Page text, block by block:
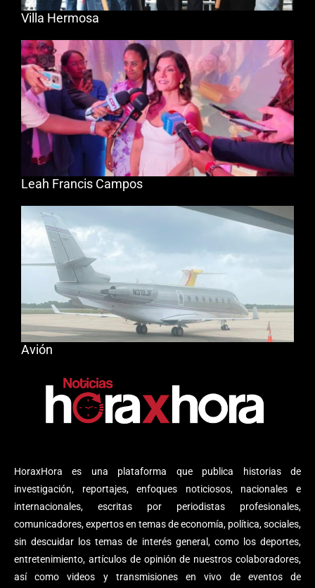
HoraxHora es una plataforma que publica historias de
investigación, reportajes, enfoques noticiosos, nacionales e
internacionales, escritas por periodistas profesionales,
comunicadores, expertos en temas de economía, política, sociales,
sin descuidar los temas de interés general, como los deportes,
entretenimiento, artículos de opinión de nuestros colaboradores,
así como videos y transmisiones en vivo de eventos de
Villa Hermosa
Leah Francis Campos
Avión